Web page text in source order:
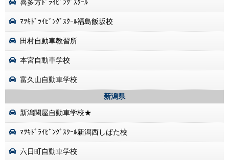
喜多方ﾄﾞﾗｲﾋﾞﾝｸﾞｽｸｰﾙ
ﾏﾂｷﾄﾞﾗｲﾋﾞﾝｸﾞｽｸｰﾙ福島飯坂校
田村自動車教習所
本宮自動車学校
富久山自動車学校
新潟県
新潟関屋自動車学校★
ﾏﾂｷﾄﾞﾗｲﾋﾞﾝｸﾞｽｸｰﾙ新潟西しばた校
六日町自動車学校